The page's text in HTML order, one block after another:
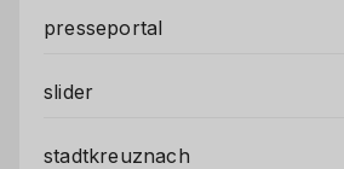
presseportal
slider
stadtkreuznach